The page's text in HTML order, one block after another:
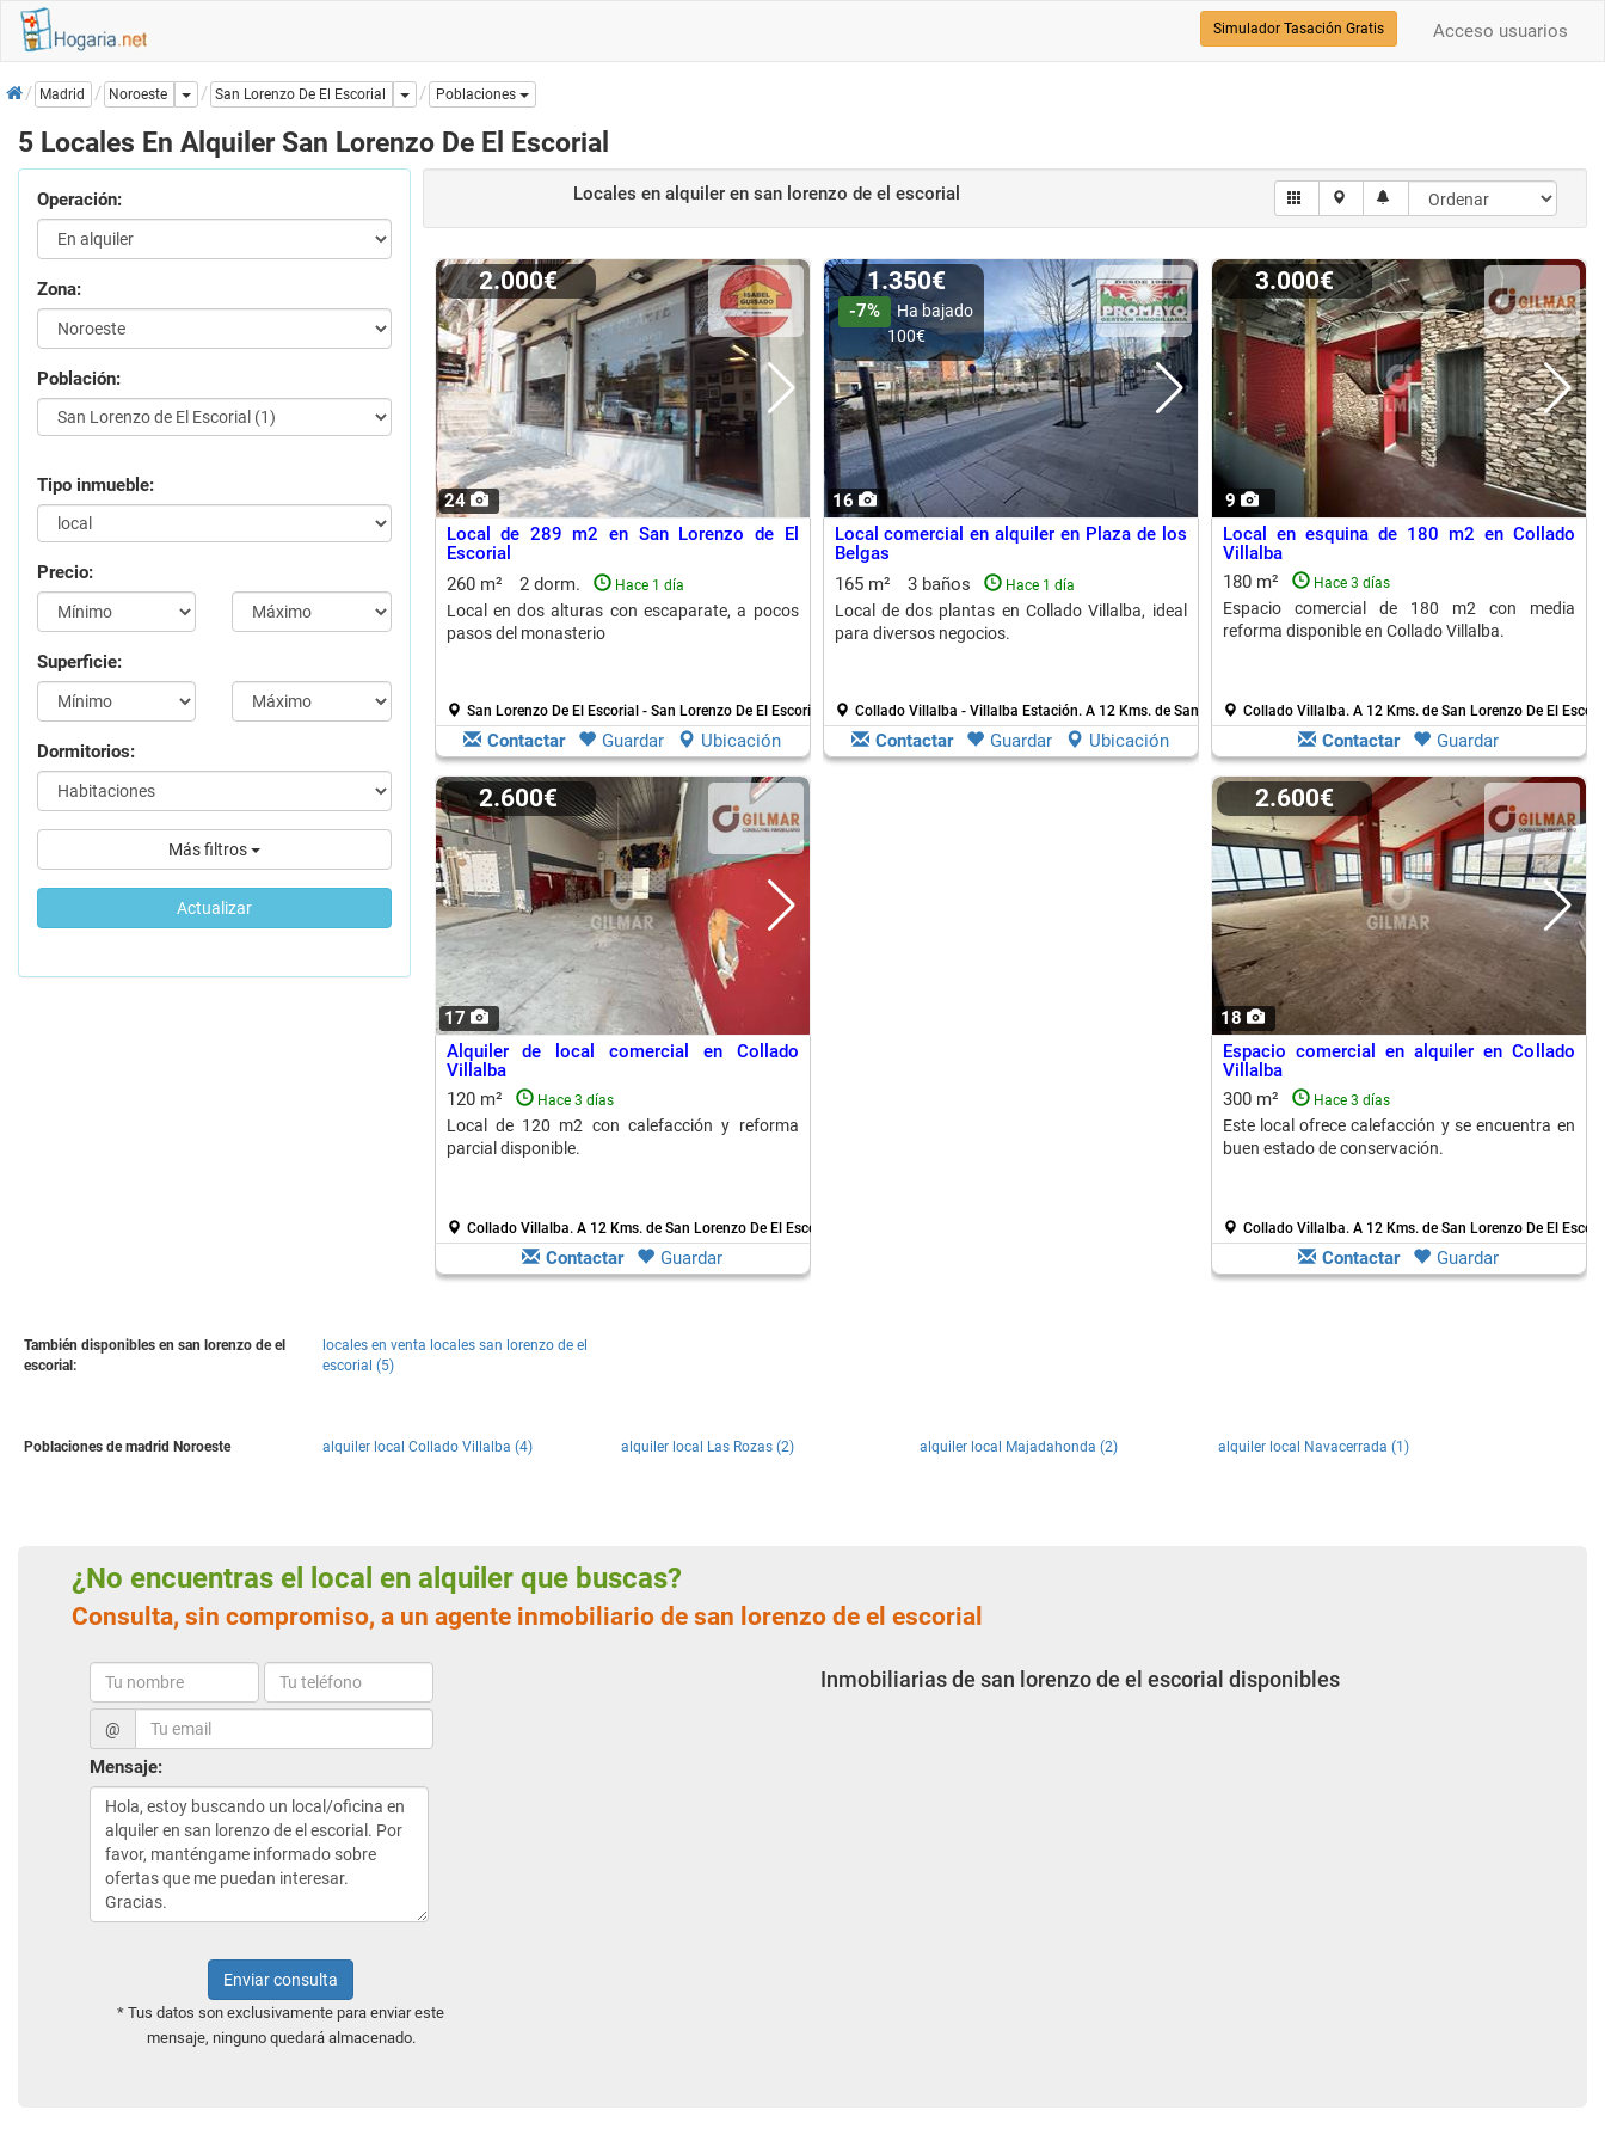
Acceso usuarios
Simulador Tasación Gratis
InicioMadrid Noroeste Dropdown
San Lorenzo De El Escorial Dropdown
Poblaciones
5 Locales En Alquiler San Lorenzo De El Escorial
Operación:
Zona:
Población:
Tipo inmueble:
Precio:
Superficie:
Dormitorios:
Más filtros
Actualizar
Locales en alquiler en san lorenzo de el escorial
24
2.000€
Local de 289 m2 en San Lorenzo de El
Escorial
260 m²
2 dorm. Hace 1 día
Local en dos alturas con escaparate, a pocos
pasos del monasterio
San Lorenzo De El Escorial - San Lorenzo De El Escorial Cen
Contactar Guardar Ubicación
16
1.350€
-7%
Ha bajado
100€
Local comercial en alquiler en Plaza de los
Belgas
165 m²
3 baños Hace 1 día
Local de dos plantas en Collado Villalba, ideal
para diversos negocios.
Collado Villalba - Villalba Estación. A 12 Kms. de San Lorenzo De El Escorial
Contactar Guardar Ubicación
9
3.000€
Local en esquina de 180 m2 en Collado
Villalba
180 m²
Hace 3 días
Espacio comercial de 180 m2 con media
reforma disponible en Collado Villalba.
Collado Villalba. A 12 Kms. de San Lorenzo De El
Contactar Guardar
17
2.600€
Alquiler de local comercial en Collado
Villalba
120 m²
Hace 3 días
Local de 120 m2 con calefacción y reforma
parcial disponible.
Collado Villalba. A 12 Kms. de San Lorenzo De El Escorial
Contactar Guardar
18
2.600€
Espacio comercial en alquiler en Collado
Villalba
300 m²
Hace 3 días
Este local ofrece calefacción y se encuentra en
buen estado de conservación.
Collado Villalba. A 12 Kms. de San Lorenzo De El
Contactar Guardar
También disponibles en san lorenzo de el
escorial:
locales en venta locales san lorenzo de el
escorial (5)
Poblaciones de madrid Noroeste alquiler local Collado Villalba (4) alquiler local Las Rozas (2) alquiler local Majadahonda (2) alquiler local Navacerrada (1)
¿No encuentras el local en alquiler que buscas?
Consulta, sin compromiso, a un agente inmobiliario de san lorenzo de el escorial
@
Mensaje:
Enviar consulta
* Tus datos son exclusivamente para enviar este
mensaje, ninguno quedará almacenado.
Inmobiliarias de san lorenzo de el escorial disponibles